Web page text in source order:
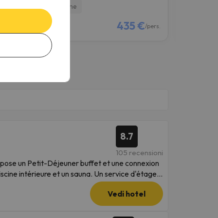
Colazione
435 €/pers.
8.7
105 recensioni
un Petit-Déjeuner buffet et une connexion
intérieure et un sauna. Un service d'étage,
votre disposition. Chaque chambre dispose
vue sur la ville. Toutes les chambres sont
un hébergement 5 étoiles avec un
Vedi hotel